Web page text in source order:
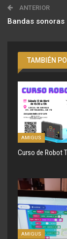
ANTERIOR
Bandas sonoras
TAMBIÉN
AMIGUS
Curso de Robot
AMIGUS